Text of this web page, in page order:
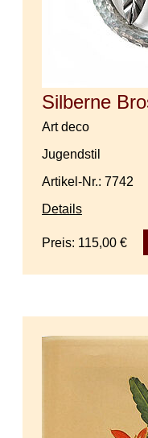
Silberne
Art deco
Jugendstil
Artikel-Nr.: 7742
Details
Preis: 115,00 €